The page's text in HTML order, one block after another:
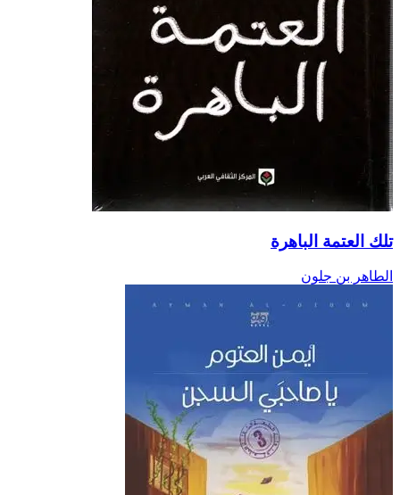
تلك العتمة الباهرة
الطاهر بن جلون